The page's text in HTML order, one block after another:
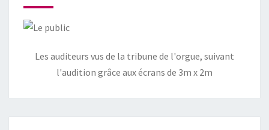
Les auditeurs vus de la tribune de l'orgue, suivant
l'audition grâce aux écrans de 3m x 2m